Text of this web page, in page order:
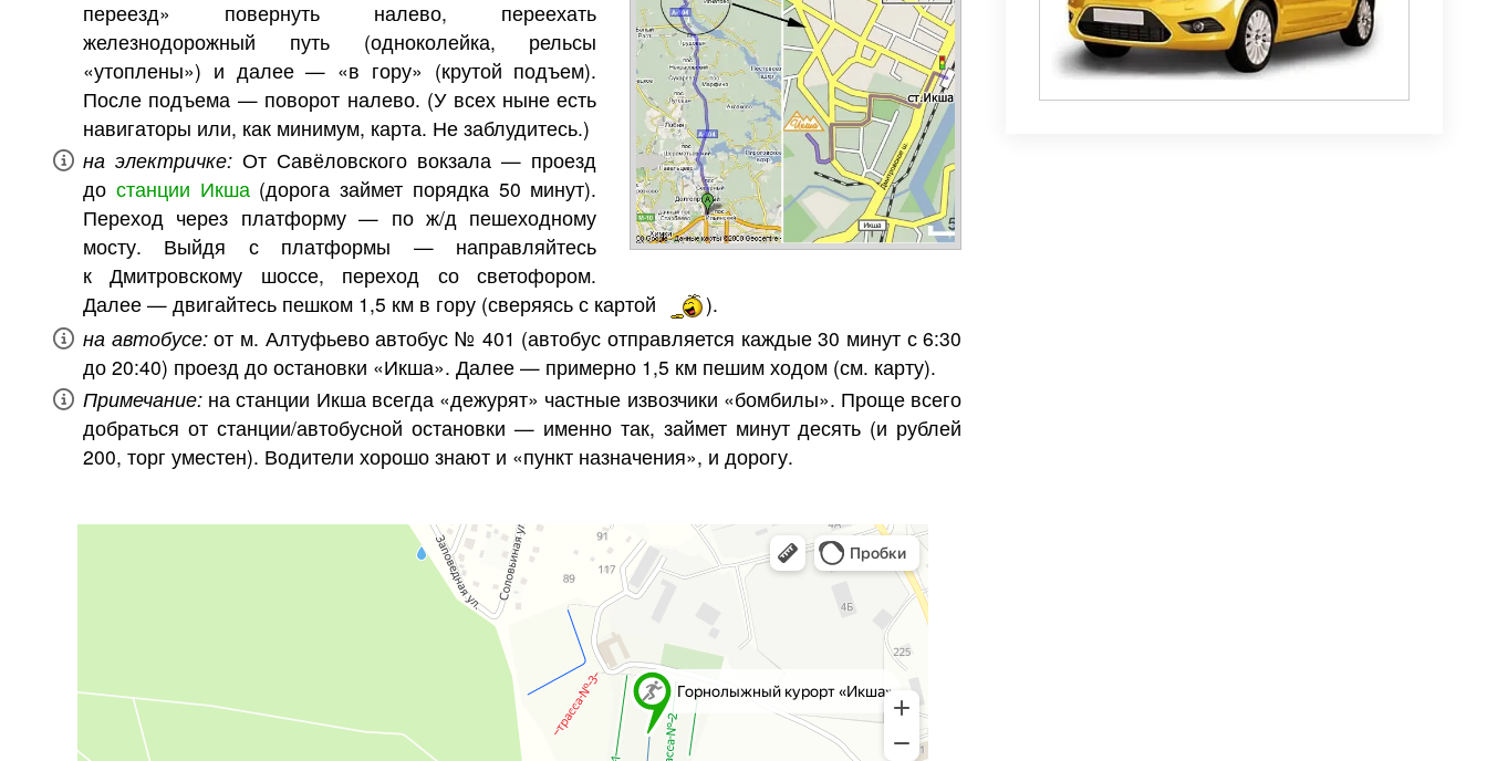
переезд» повернуть налево, переехать
железнодорожный путь (одноколейка, рельсы
«утоплены») и далее — «в гору» (крутой подъем).
После подъема — поворот налево. (У всех ныне есть
навигаторы или, как минимум, карта. Не заблудитесь.)
на электричке: От Савёловского вокзала — проезд
до станции Икша(дорога займет порядка 50 минут).
Переход через платформу — по ж/д пешеходному
мосту. Выйдя с платформы — направляйтесь
к Дмитровскому шоссе, переход со светофором.
Далее — двигайтесь пешком 1,5 км в гору (сверяясь с картой
).
на автобусе:от м. Алтуфьево автобус № 401 (автобус отправляется каждые 30 минут с 6:30
до 20:40) проезд до остановки «Икша». Далее — примерно 1,5 км пешим ходом (см. карту).
Примечание: на станции Икша всегда «дежурят» частные извозчики «бомбилы». Проще всего
добраться от станции/автобусной остановки — именно так, займет минут десять (и рублей
200, торг уместен). Водители хорошо знают и «пункт назначения», и дорогу.